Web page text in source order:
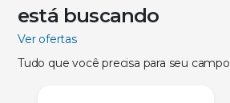
está buscando
Ver ofertas
Tudo que você precisa para seu campo